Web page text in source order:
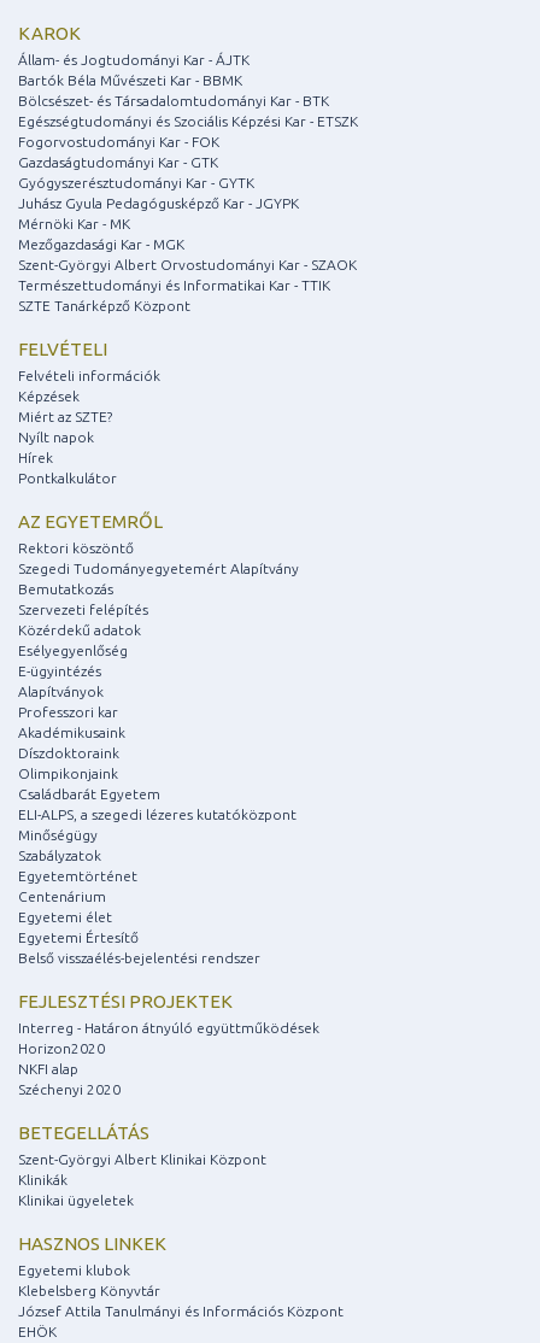
KAROK
Állam- és Jogtudományi Kar - ÁJTK
Bartók Béla Művészeti Kar - BBMK
Bölcsészet- és Társadalomtudományi Kar - BTK
Egészségtudományi és Szociális Képzési Kar - ETSZK
Fogorvostudományi Kar - FOK
Gazdaságtudományi Kar - GTK
Gyógyszerésztudományi Kar - GYTK
Juhász Gyula Pedagógusképző Kar - JGYPK
Mérnöki Kar - MK
Mezőgazdasági Kar - MGK
Szent-Györgyi Albert Orvostudományi Kar - SZAOK
Természettudományi és Informatikai Kar - TTIK
SZTE Tanárképző Központ
FELVÉTELI
Felvételi információk
Képzések
Miért az SZTE?
Nyílt napok
Hírek
Pontkalkulátor
AZ EGYETEMRŐL
Rektori köszöntő
Szegedi Tudományegyetemért Alapítvány
Bemutatkozás
Szervezeti felépítés
Közérdekű adatok
Esélyegyenlőség
E-ügyintézés
Alapítványok
Professzori kar
Akadémikusaink
Díszdoktoraink
Olimpikonjaink
Családbarát Egyetem
ELI-ALPS, a szegedi lézeres kutatóközpont
Minőségügy
Szabályzatok
Egyetemtörténet
Centenárium
Egyetemi élet
Egyetemi Értesítő
Belső visszaélés-bejelentési rendszer
FEJLESZTÉSI PROJEKTEK
Interreg - Határon átnyúló együttműködések
Horizon2020
NKFI alap
Széchenyi 2020
BETEGELLÁTÁS
Szent-Györgyi Albert Klinikai Központ
Klinikák
Klinikai ügyeletek
HASZNOS LINKEK
Egyetemi klubok
Klebelsberg Könyvtár
József Attila Tanulmányi és Információs Központ
EHÖK